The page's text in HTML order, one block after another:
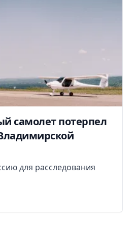
самолет потерпел
для расследования